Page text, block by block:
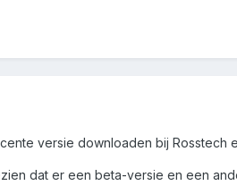
versie downloaden bij
dat er een beta-versie en een